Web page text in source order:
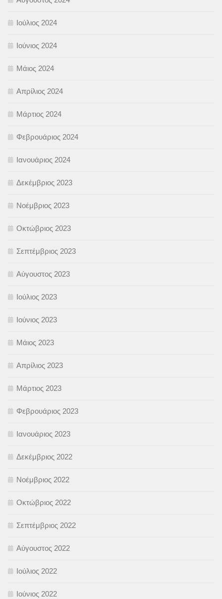
Ιούλιος 2024
Ιούνιος 2024
Μάιος 2024
Απρίλιος 2024
Μάρτιος 2024
Φεβρουάριος 2024
Ιανουάριος 2024
Δεκέμβριος 2023
Νοέμβριος 2023
Οκτώβριος 2023
Σεπτέμβριος 2023
Αύγουστος 2023
Ιούλιος 2023
Ιούνιος 2023
Μάιος 2023
Απρίλιος 2023
Μάρτιος 2023
Φεβρουάριος 2023
Ιανουάριος 2023
Δεκέμβριος 2022
Νοέμβριος 2022
Οκτώβριος 2022
Σεπτέμβριος 2022
Αύγουστος 2022
Ιούλιος 2022
Ιούνιος 2022